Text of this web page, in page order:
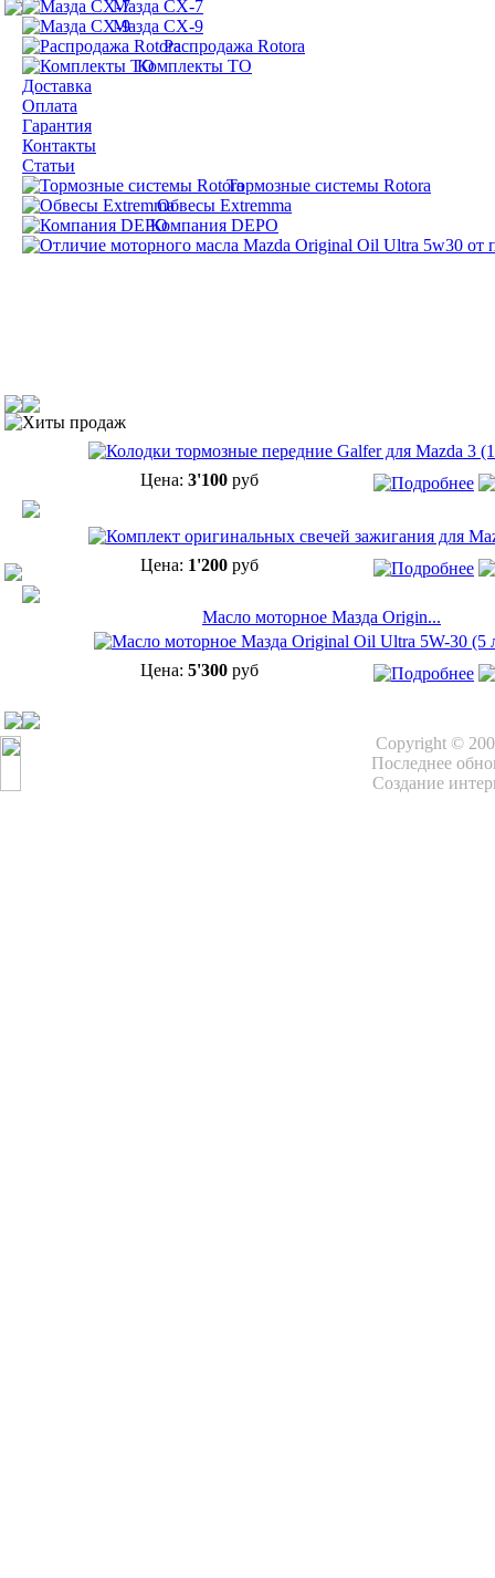
Мазда CX-7
Мазда СХ-9
Распродажа Rotora
Комплекты ТО
Доставка
Оплата
Гарантия
Контакты
Статьи
Тормозные системы Rotora
Обвесы Extremma
Компания DEPO
Хиты продаж
Цена: 3'100руб
Цена: 1'200руб
Масло моторное Мазда Origin...
Цена: 5'300руб
Copyright ©
Последнее
Создание